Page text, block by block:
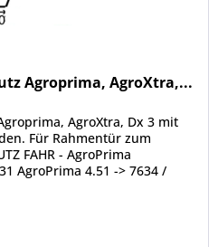
Agroprima, AgroXtra,...
AgroXtra, Dx 3 mit
Für Rahmentür zum
FAHR - AgroPrima
AgroPrima 4.51 -> 7634 /